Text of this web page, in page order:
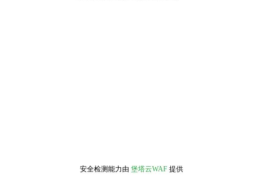
安全检测能力由 堡塔云WAF 提供